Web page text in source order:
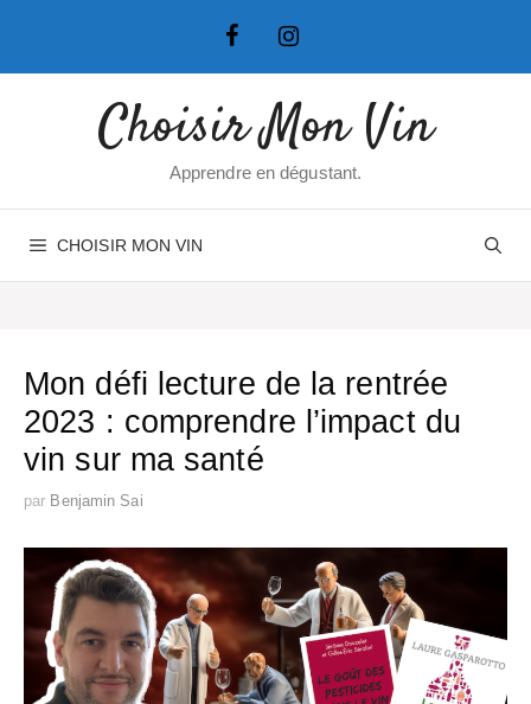
Choisir Mon Vin
Apprendre en dégustant.
CHOISIR MON VIN
Mon défi lecture de la rentrée
2023 : comprendre l’impact du
vin sur ma santé
par Benjamin Sai